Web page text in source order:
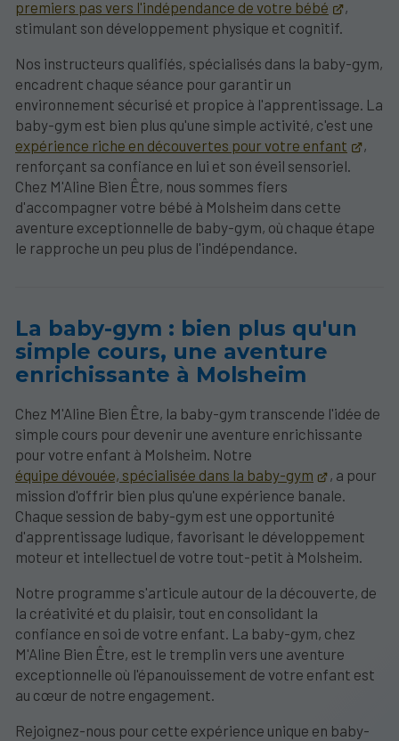
premiers pas vers l'indépendance de votre bébé
,
stimulant son développement physique et cognitif.
Nos instructeurs qualifiés, spécialisés dans la baby-gym,
encadrent chaque séance pour garantir un
environnement sécurisé et propice à l'apprentissage. La
baby-gym est bien plus qu'une simple activité, c'est une
expérience riche en découvertes pour votre enfant
,
renforçant sa confiance en lui et son éveil sensoriel.
Chez M'Aline Bien Être, nous sommes fiers
d'accompagner votre bébé à Molsheim dans cette
aventure exceptionnelle de baby-gym, où chaque étape
le rapproche un peu plus de l'indépendance.
La baby-gym : bien plus qu'un
simple cours, une aventure
enrichissante à Molsheim
Chez M'Aline Bien Être, la baby-gym transcende l'idée de
simple cours pour devenir une aventure enrichissante
pour votre enfant à Molsheim. Notre
équipe dévouée, spécialisée dans la baby-gym
, a pour
mission d'offrir bien plus qu'une expérience banale.
Chaque session de baby-gym est une opportunité
d'apprentissage ludique, favorisant le développement
moteur et intellectuel de votre tout-petit à Molsheim.
Notre programme s'articule autour de la découverte, de
la créativité et du plaisir, tout en consolidant la
confiance en soi de votre enfant. La baby-gym, chez
M'Aline Bien Être, est le tremplin vers une aventure
exceptionnelle où l'épanouissement de votre enfant est
au cœur de notre engagement.
Rejoignez-nous pour cette expérience unique en baby-